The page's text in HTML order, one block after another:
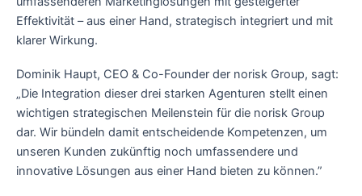
Effektivität – aus einer Hand, strategisch integriert und mit
klarer Wirkung.
Dominik Haupt, CEO & Co-Founder der norisk Group, sagt:
„Die Integration dieser drei starken Agenturen stellt einen
wichtigen strategischen Meilenstein für die norisk Group
dar. Wir bündeln damit entscheidende Kompetenzen, um
unseren Kunden zukünftig noch umfassendere und
innovative Lösungen aus einer Hand bieten zu können.”